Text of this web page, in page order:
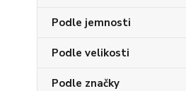
Podle jemnosti
Podle velikosti
Podle značky